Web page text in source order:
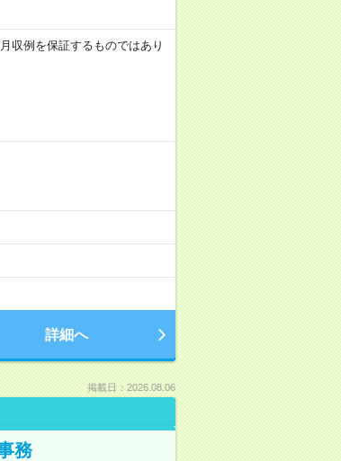
例を保証するものではあり
詳細へ
掲載日：2026.08.06
務